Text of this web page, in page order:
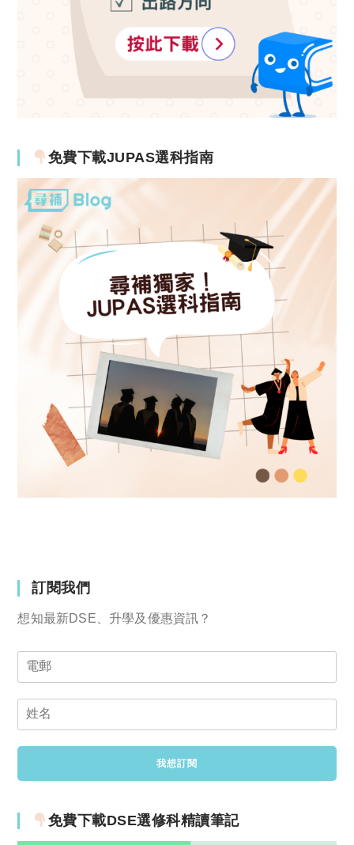
免費下載JUPAS選科指南
訂閱我們
想知最新DSE、升學及優惠資訊？
免費下載DSE選修科精讀筆記